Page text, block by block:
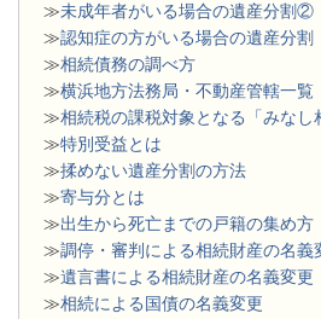
≫未成年者がいる場合の遺産分割②
≫認知症の方がいる場合の遺産分割
≫相続債務の調べ方
≫横浜地方法務局・不動産管轄一覧
≫相続税の課税対象となる「みなし
≫特別受益とは
≫揉めない遺産分割の方法
≫寄与分とは
≫出生から死亡までの戸籍の集め方
≫調停・審判による相続財産の名義
≫遺言書による相続財産の名義変更
≫相続による国債の名義変更